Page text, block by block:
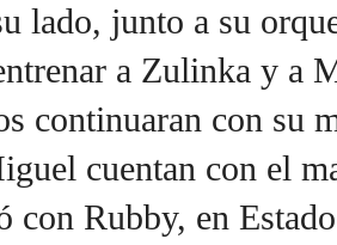
lado, junto a su
a Zulinka y a
continuaran con su
cuentan con el
con Rubby, en